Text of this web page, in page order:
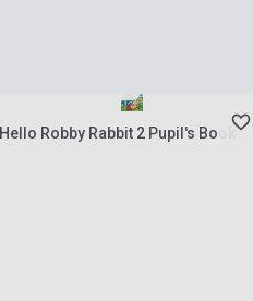
Hello Robby Rabbit 2 Pupil's Book